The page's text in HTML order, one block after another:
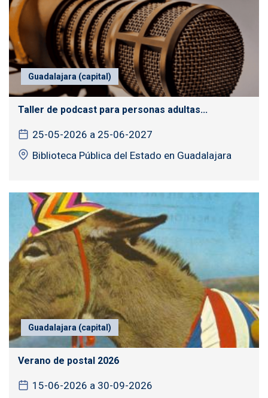
Guadalajara (capital)
Taller de podcast para personas adultas...
25-05-2026 a 25-06-2027
Biblioteca Pública del Estado en Guadalajara
Guadalajara (capital)
Verano de postal 2026
15-06-2026 a 30-09-2026